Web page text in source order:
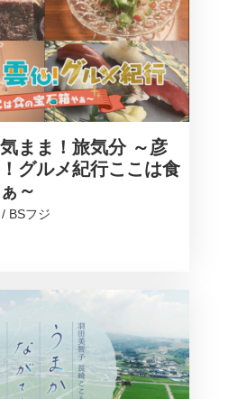
まま！旅気分 ～彦
グルメ紀行ここは食
～
BSフジ